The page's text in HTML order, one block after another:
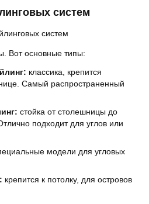
систем
Вот основные типы:
классика, крепится
Самый распространенный
стойка от столешницы до
подходит для углов или
модели для угловых
крепится к потолку, для островов